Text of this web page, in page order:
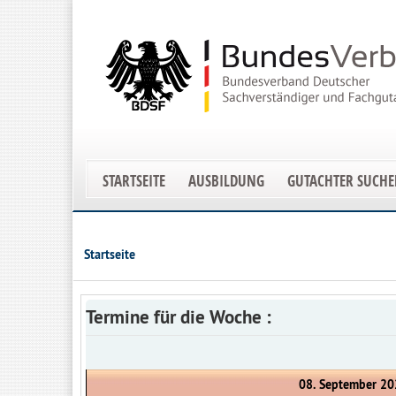
STARTSEITE AUSBILDUNG GUTACHTER
Startseite
Termine für die Woche :
08. September